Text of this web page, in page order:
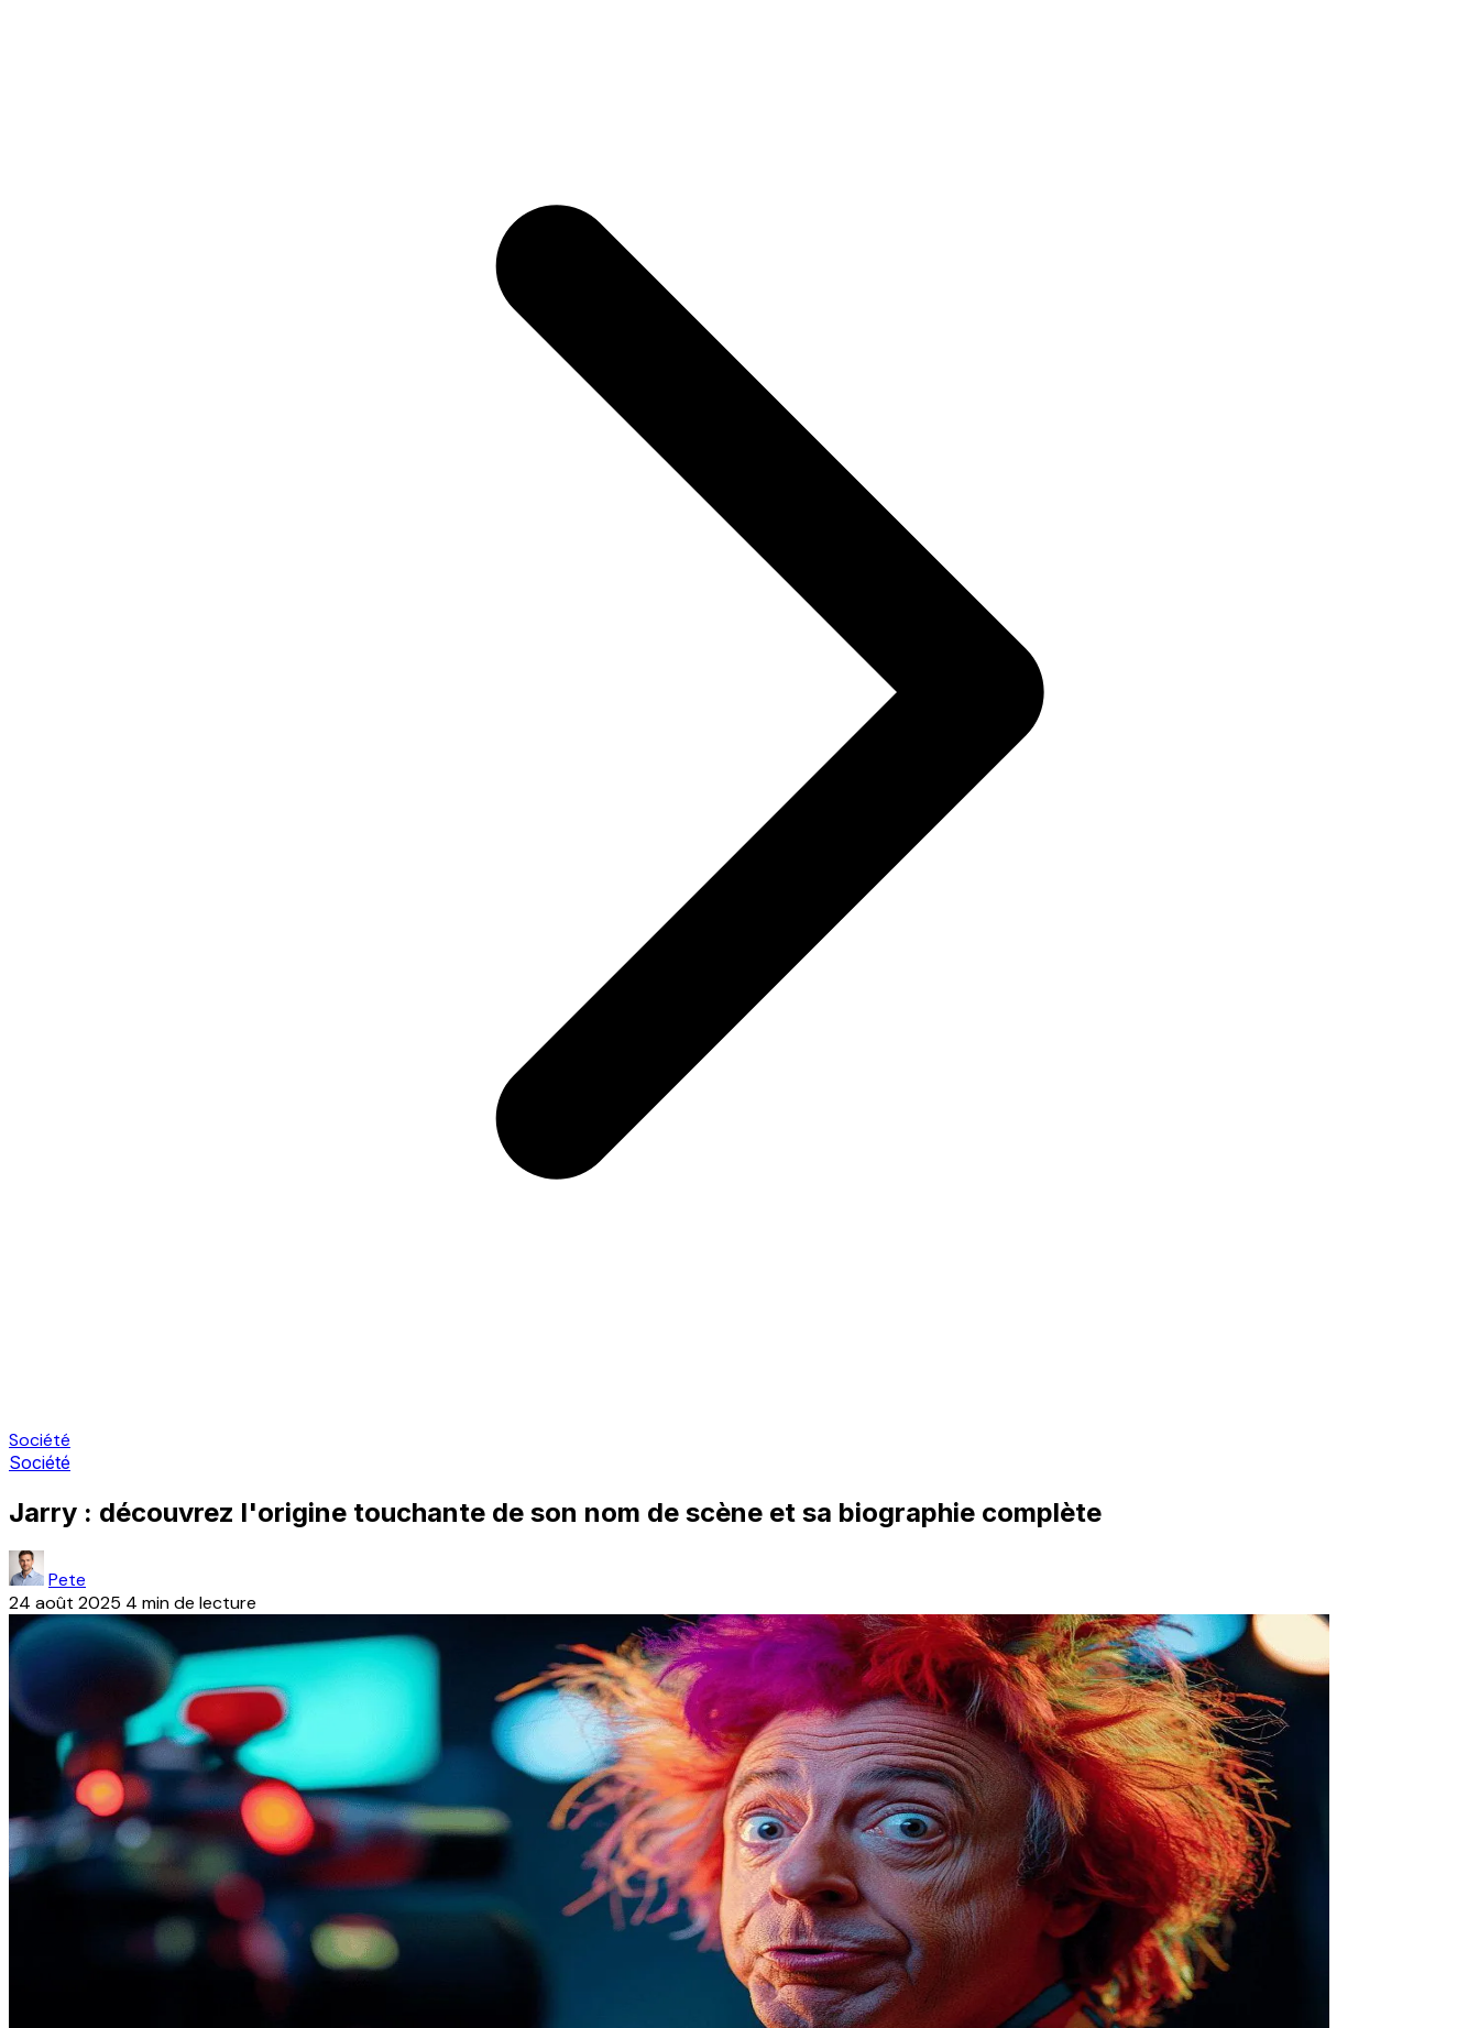
Société
Société
Jarry : découvrez l'origine touchante de son nom de scène et sa biographie complète
Pete
24 août 2025 4 min de lecture